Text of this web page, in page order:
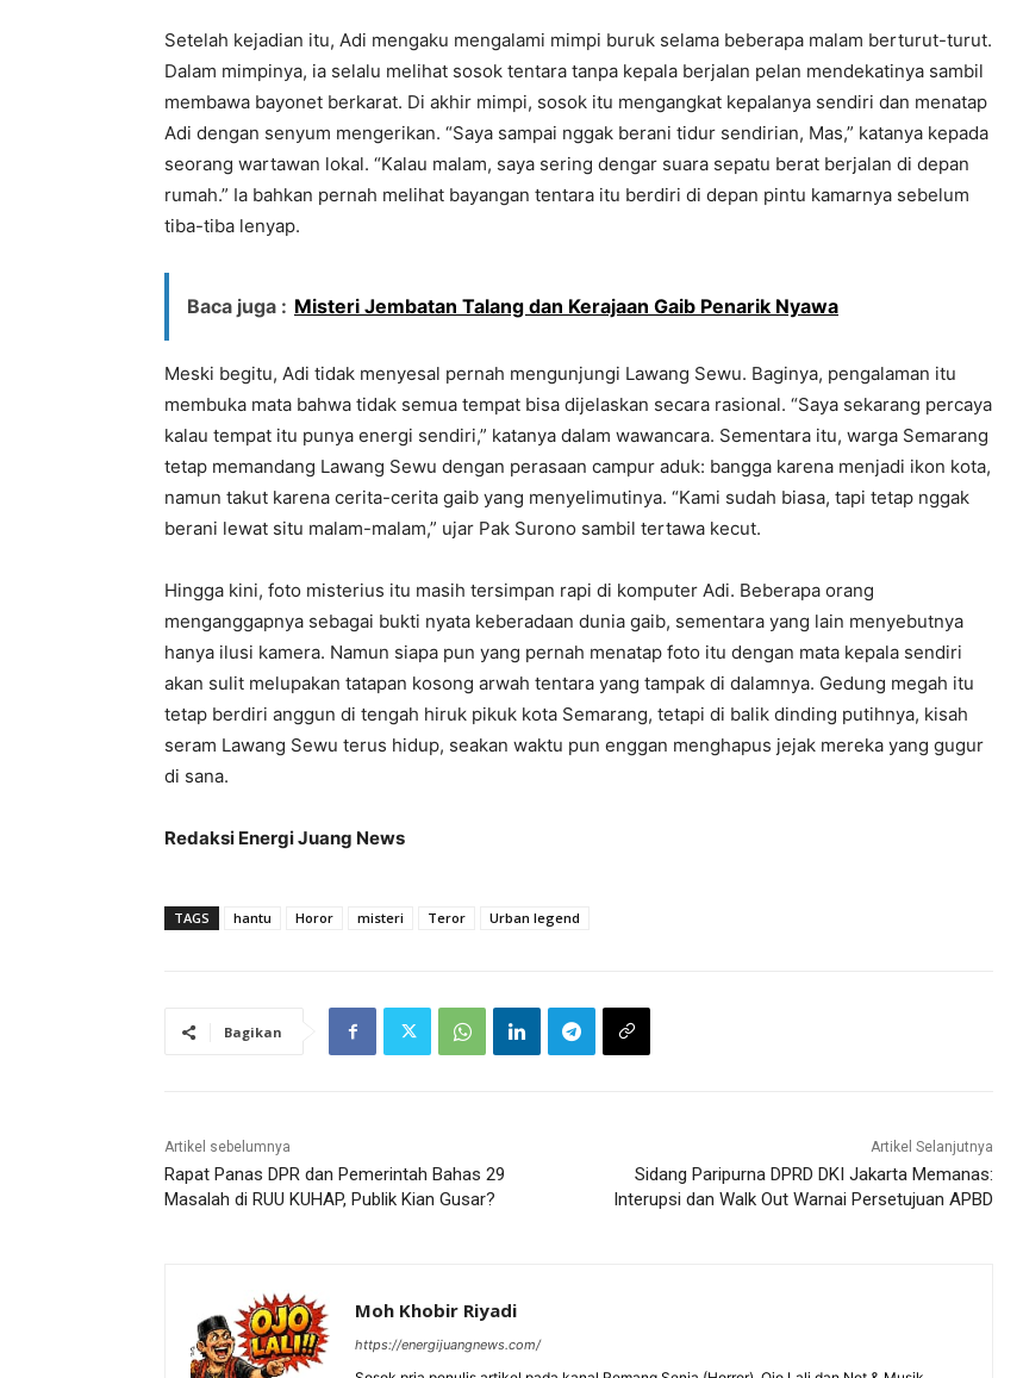
Setelah kejadian itu, Adi mengaku mengalami mimpi buruk selama beberapa malam berturut-turut.
Dalam mimpinya, ia selalu melihat sosok tentara tanpa kepala berjalan pelan mendekatinya sambil
membawa bayonet berkarat. Di akhir mimpi, sosok itu mengangkat kepalanya sendiri dan menatap
Adi dengan senyum mengerikan. “Saya sampai nggak berani tidur sendirian, Mas,” katanya kepada
seorang wartawan lokal. “Kalau malam, saya sering dengar suara sepatu berat berjalan di depan
rumah.” Ia bahkan pernah melihat bayangan tentara itu berdiri di depan pintu kamarnya sebelum
tiba-tiba lenyap.
Baca juga : Misteri Jembatan Talang dan Kerajaan Gaib Penarik Nyawa
Meski begitu, Adi tidak menyesal pernah mengunjungi Lawang Sewu. Baginya, pengalaman itu
membuka mata bahwa tidak semua tempat bisa dijelaskan secara rasional. “Saya sekarang percaya
kalau tempat itu punya energi sendiri,” katanya dalam wawancara. Sementara itu, warga Semarang
tetap memandang Lawang Sewu dengan perasaan campur aduk: bangga karena menjadi ikon kota,
namun takut karena cerita-cerita gaib yang menyelimutinya. “Kami sudah biasa, tapi tetap nggak
berani lewat situ malam-malam,” ujar Pak Surono sambil tertawa kecut.
Hingga kini, foto misterius itu masih tersimpan rapi di komputer Adi. Beberapa orang
menganggapnya sebagai bukti nyata keberadaan dunia gaib, sementara yang lain menyebutnya
hanya ilusi kamera. Namun siapa pun yang pernah menatap foto itu dengan mata kepala sendiri
akan sulit melupakan tatapan kosong arwah tentara yang tampak di dalamnya. Gedung megah itu
tetap berdiri anggun di tengah hiruk pikuk kota Semarang, tetapi di balik dinding putihnya, kisah
seram Lawang Sewu terus hidup, seakan waktu pun enggan menghapus jejak mereka yang gugur
di sana.
Redaksi Energi Juang News
TAGS hantu Horor misteri Teror Urban legend
Bagikan
Artikel sebelumnya
Rapat Panas DPR dan Pemerintah Bahas 29
Masalah di RUU KUHAP, Publik Kian Gusar?
Artikel Selanjutnya
Sidang Paripurna DPRD DKI Jakarta Memanas:
Interupsi dan Walk Out Warnai Persetujuan APBD
Moh Khobir Riyadi
https://energijuangnews.com/